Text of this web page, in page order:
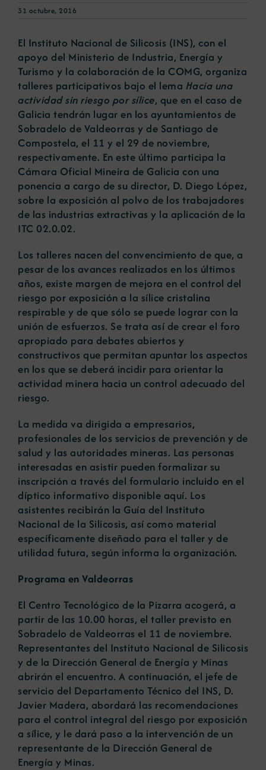
Portal de empleo
Contacto
31 octubre, 2016
El Instituto Nacional de Silicosis (INS), con el
apoyo del Ministerio de Industria, Energía y
Turismo y la colaboración de la COMG, organiza
talleres participativos bajo el lema Hacia una
actividad sin riesgo por sílice, que en el caso de
Galicia tendrán lugar en los ayuntamientos de
Sobradelo de Valdeorras y de Santiago de
Compostela, el 11 y el 29 de noviembre,
respectivamente. En este último participa la
Cámara Oficial Mineira de Galicia con una
ponencia a cargo de su director, D. Diego López,
sobre la exposición al polvo de los trabajadores
de las industrias extractivas y la aplicación de la
ITC 02.0.02.
Los talleres nacen del convencimiento de que, a
pesar de los avances realizados en los últimos
años, existe margen de mejora en el control del
riesgo por exposición a la sílice cristalina
respirable y de que sólo se puede lograr con la
unión de esfuerzos. Se trata así de crear el foro
apropiado para debates abiertos y
constructivos que permitan apuntar los aspectos
en los que se deberá incidir para orientar la
actividad minera hacia un control adecuado del
riesgo.
La medida va dirigida a empresarios,
profesionales de los servicios de prevención y de
salud y las autoridades mineras. Las personas
interesadas en asistir pueden formalizar su
inscripción a través del formulario incluido en el
díptico informativo disponible aquí. Los
asistentes recibirán la Guía del Instituto
Nacional de la Silicosis, así como material
específicamente diseñado para el taller y de
utilidad futura, según informa la organización.
Programa en Valdeorras
El Centro Tecnológico de la Pizarra acogerá, a
partir de las 10.00 horas, el taller previsto en
Sobradelo de Valdeorras el 11 de noviembre.
Representantes del Instituto Nacional de Silicosis
y de la Dirección General de Energía y Minas
abrirán el encuentro. A continuación, el jefe de
servicio del Departamento Técnico del INS, D.
Javier Madera, abordará las recomendaciones
para el control integral del riesgo por exposición
a sílice, y le dará paso a la intervención de un
representante de la Dirección General de
Energía y Minas.